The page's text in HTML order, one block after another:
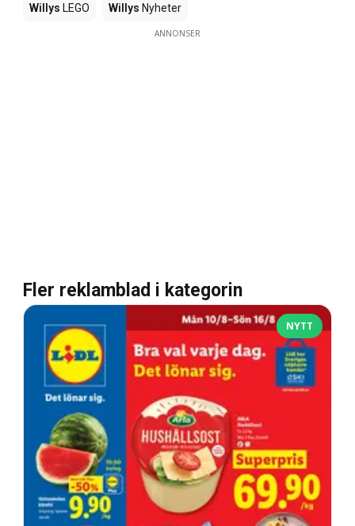
Willys LEGO Willys Nyheter
ANNONSER
Fler reklamblad i kategorin
NYTT